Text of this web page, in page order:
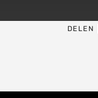
DELEN